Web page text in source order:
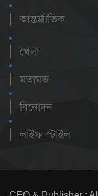
আন্তর্জাতিক
খেলা
মতামত
বিনোদন
লাইফ স্টাইল